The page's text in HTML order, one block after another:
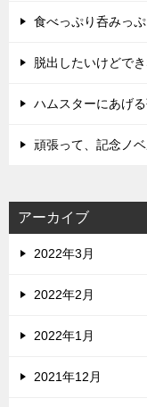
食べっぷり呑みっぷ
脱出したいけどで
ハムスターにあげ
頑張って、記念ノベ
アーカイブ
2022年3月
2022年2月
2022年1月
2021年12月